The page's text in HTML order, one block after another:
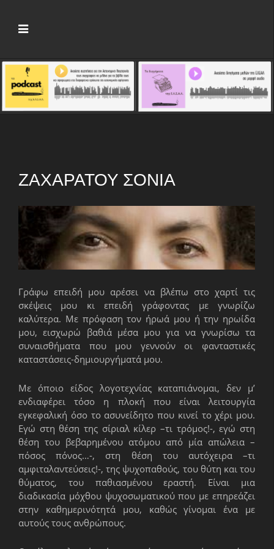
ΖΑΧΑΡΆΤΟΥ ΣΌΝΙΑ
Γράφω επειδή μου αρέσει να βλέπω στο χαρτί τις
σκέψεις μου κι επειδή γράφοντας με γνωρίζω
καλύτερα. Με πρόφαση τον ήρωά μου ή την ηρωίδα
μου, εισχωρώ βαθιά μέσα μου για να γνωρίσω τα
συναισθήματα που μου γεννούν οι φανταστικές
καταστάσεις-δημιουργήματά μου.
Με όποιο είδος λογοτεχνίας καταπιάνομαι, δεν μ’
ενδιαφέρει τόσο η πλοκή που είναι λειτουργία
εγκεφαλική όσο το ασυνείδητο που κινεί το χέρι μου.
Εγώ στη θέση της σίριαλ κίλερ –τι τρόμος!-, εγώ στη
θέση του βεβαρημένου ατόμου από μία απώλεια –
πόσος πόνος…-, στη θέση του αυτόχειρα –τι
αμφιταλαντεύσεις!-, της ψυχοπαθούς, του θύτη και του
θύματος, του παθιασμένου εραστή. Είναι μια
διαδικασία μόχθου ψυχοσωματικού που με επηρεάζει
στην καθημερινότητά μου, καθώς γίνομαι ένα με
αυτούς τους ανθρώπους.